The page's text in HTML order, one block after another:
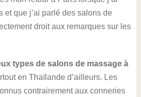
et que j’ai parlé des salons de
droit aux remarques sur les
types de salons de massage à
en Thaïlande d’ailleurs. Les
contrairement aux conneries